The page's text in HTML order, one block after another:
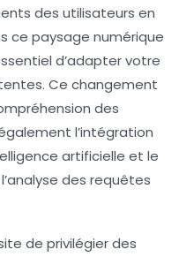
des utilisateurs en
ce paysage numérique
d’adapter votre
Ce changement
des
l’intégration
artificielle et le
des requêtes
de privilégier des